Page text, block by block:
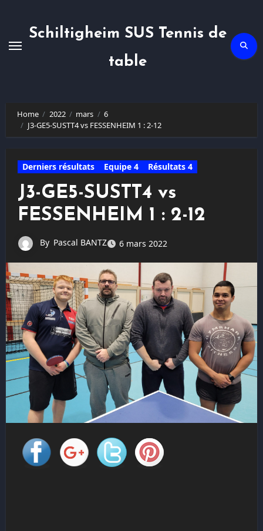
Schiltigheim SUS Tennis de
table
Home 2022 mars
6
J3-GE5-SUSTT4 vs FESSENHEIM 1 : 2-12
Derniers résultats Equipe 4 Résultats 4
J3-GE5-SUSTT4 vs
FESSENHEIM 1 : 2-12
By Pascal BANTZ 6 mars 2022